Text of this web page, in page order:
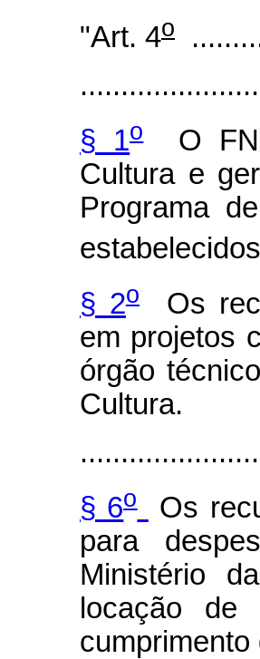
"Art. 4o
§ 1oO FNC
Cultura e
Programa
§ 2oOs
em projetos
órgão
Cultura.
§ 6o
Os
para
Ministério
locação de